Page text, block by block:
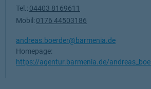
Tel.: 04403 8169611
Mobil: 0176 44503186
andreas.boerder@barmenia.de
Homepage:
https://agentur.barmenia.de/